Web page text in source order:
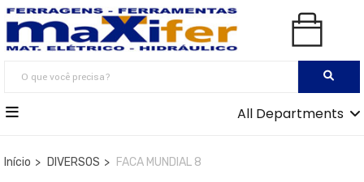
All Departments
Início DIVERSOS FACA MUNDIAL 8